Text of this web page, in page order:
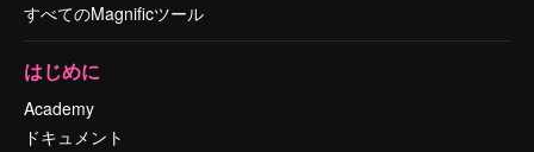
すべてのMagnificツール
はじめに
Academy
ドキュメント